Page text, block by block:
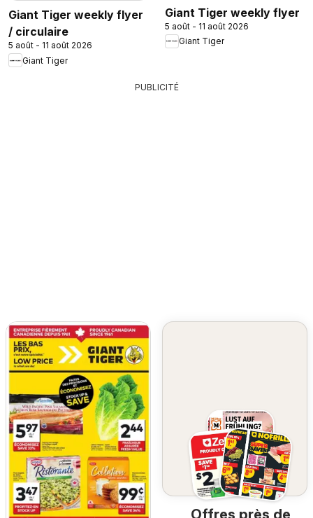
Giant Tiger weekly flyer
/ circulaire
5 août - 11 août 2026
Giant Tiger
Giant Tiger weekly flyer
5 août - 11 août 2026
Giant Tiger
PUBLICITÉ
Offres près de